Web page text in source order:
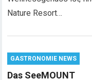
Nature Resort…
GASTRONOMIE NEWS
Das SeeMOUNT